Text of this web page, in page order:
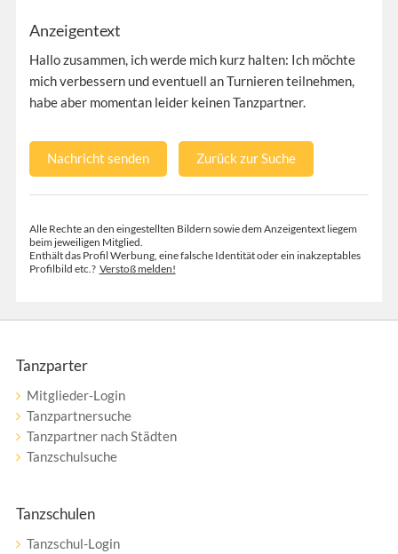
Anzeigentext
Hallo zusammen, ich werde mich kurz halten: Ich möchte
mich verbessern und eventuell an Turnieren teilnehmen,
habe aber momentan leider keinen Tanzpartner.
Nachricht senden Zurück zur Suche
Alle Rechte an den eingestellten Bildern sowie dem Anzeigentext liegem
beim jeweiligen Mitglied.
Enthält das Profil Werbung, eine falsche Identität oder ein inakzeptables
Profilbild etc.? Verstoß melden!
Tanzparter
Mitglieder-Login
Tanzpartnersuche
Tanzpartner nach Städten
Tanzschulsuche
Tanzschulen
Tanzschul-Login